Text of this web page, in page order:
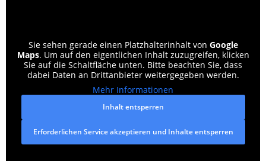
Sie sehen gerade einen Platzhalterinhalt von Google
Maps. Um auf den eigentlichen Inhalt zuzugreifen, klicken
Sie auf die Schaltfläche unten. Bitte beachten Sie, dass
dabei Daten an Drittanbieter weitergegeben werden.
Mehr Informationen
Inhalt entsperren
Erforderlichen Service akzeptieren und Inhalte entsperren